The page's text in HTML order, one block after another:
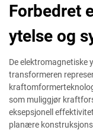
Forbedret
ytelse og
De elektromagnetiske
transformeren
som muliggjør
eksepsjonell
planære